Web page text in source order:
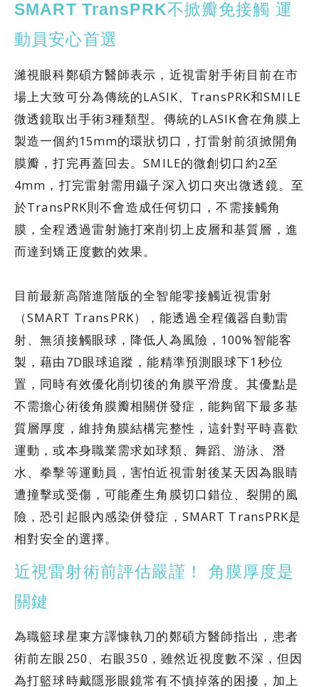
SMART TransPRK不掀瓣免接觸 運
動員安心首選
濰視眼科鄭碩方醫師表示，近視雷射手術目前在市
場上大致可分為傳統的LASIK、TransPRK和SMILE
微透鏡取出手術3種類型。傳統的LASIK會在角膜上
製造一個約15mm的環狀切口，打雷射前須掀開角
膜瓣，打完再蓋回去。SMILE的微創切口約2至
4mm，打完雷射需用鑷子深入切口夾出微透鏡。至
於TransPRK則不會造成任何切口，不需接觸角
膜，全程透過雷射施打來削切上皮層和基質層，進
而達到矯正度數的效果。
目前最新高階進階版的全智能零接觸近視雷射
（SMART TransPRK），能透過全程儀器自動雷
射、無須接觸眼球，降低人為風險，100%智能客
製，藉由7D眼球追蹤，能精準預測眼球下1秒位
置，同時有效優化削切後的角膜平滑度。其優點是
不需擔心術後角膜瓣相關併發症，能夠留下最多基
質層厚度，維持角膜結構完整性，這針對平時喜歡
運動，或本身職業需求如球類、舞蹈、游泳、潛
水、拳擊等運動員，害怕近視雷射後某天因為眼睛
遭撞擊或受傷，可能產生角膜切口錯位、裂開的風
險，恐引起眼內感染併發症，SMART TransPRK是
相對安全的選擇。
近視雷射術前評估嚴謹！ 角膜厚度是
關鍵
為職籃球星東方譯慷執刀的鄭碩方醫師指出，患者
術前左眼250、右眼350，雖然近視度數不深，但因
為打籃球時戴隱形眼鏡常有不慎掉落的困擾，加上